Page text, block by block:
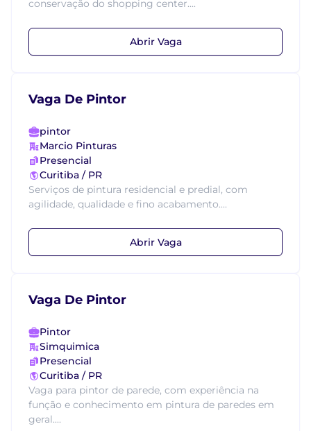
conservação do shopping center....
Abrir Vaga
Vaga De Pintor
pintor
Marcio Pinturas
Presencial
Curitiba / PR
Serviços de pintura residencial e predial, com
agilidade, qualidade e fino acabamento....
Abrir Vaga
Vaga De Pintor
Pintor
Simquimica
Presencial
Curitiba / PR
Vaga para pintor de parede, com experiência na
função e conhecimento em pintura de paredes em
geral....